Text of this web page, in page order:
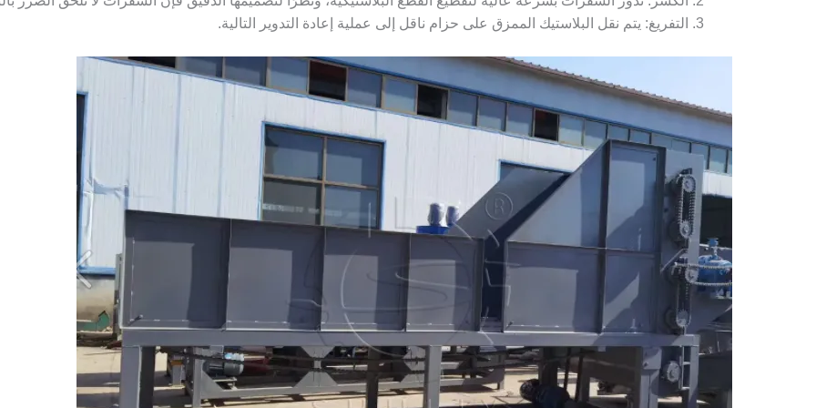
التفريغ: يتم نقل البلاستيك الممزق على حزام ناقل إلى عملية إعادة التدوير التالية.